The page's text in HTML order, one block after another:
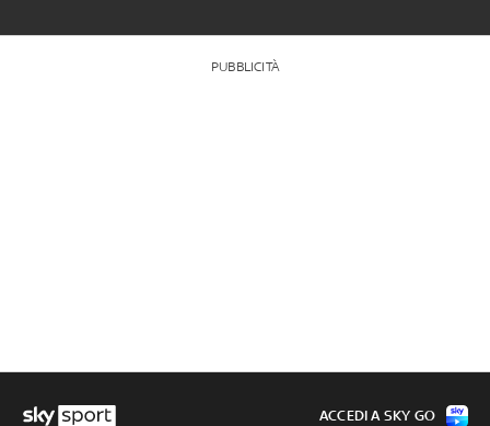
PUBBLICITÀ
ACCEDI A SKY GO